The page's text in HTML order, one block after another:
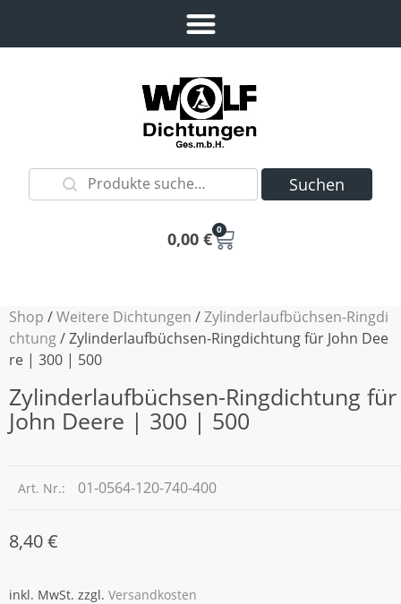
Suchen
0,00 € 0
Shop /Weitere Dichtungen /Zylinderlaufbüchsen-Ringdi
chtung/ Zylinderlaufbüchsen-Ringdichtung für John Dee
re | 300 | 500
Zylinderlaufbüchsen-Ringdichtung für
John Deere | 300 | 500
Art. Nr.: 01-0564-120-740-400
8,40€
inkl. MwSt. zzgl. Versandkosten